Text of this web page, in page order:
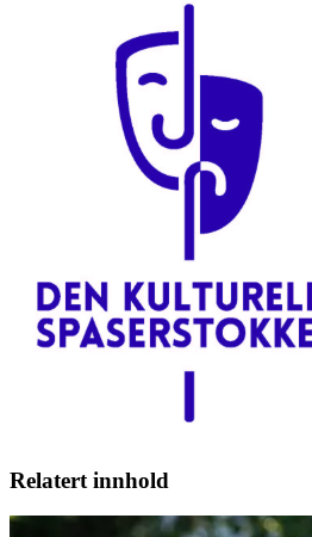
Relatert innhold